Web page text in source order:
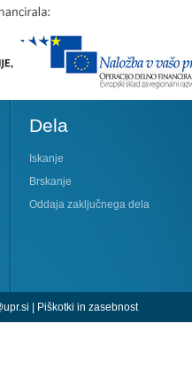
Dela
Iskanje
Brskanje
Oddaja zaključnega dela
| Piškotki in zasebnost